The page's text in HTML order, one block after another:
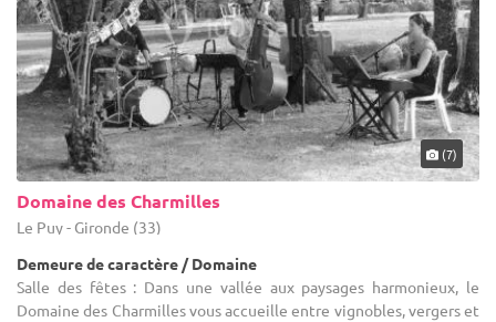
(7)
Domaine des Charmilles
Le Puy - Gironde (33)
Demeure de caractère / Domaine
Salle des fêtes : Dans une vallée aux paysages harmonieux, le
Domaine des Charmilles vous accueille entre vignobles, vergers et